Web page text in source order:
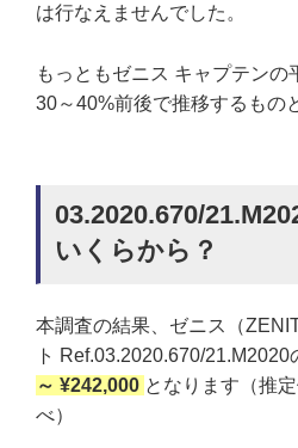
は行なえませんでした。
もっともゼニス キャプテンの
30～40%前後で推移するもの
03.2020.670/
いくらから？
本調査の結果、ゼニス（
ト Ref.03.2020.670/21.M2020
～ ¥242,000 となります（推
べ）